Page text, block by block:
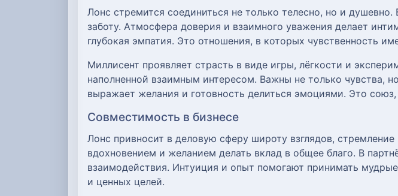
Лонс стремится соединиться не только телесно, но и
заботу. Атмосфера доверия и взаимного уважения делает
глубокая эмпатия. Это отношения, в которых чувственность
Миллисент проявляет страсть в виде игры, лёгкости и
наполненной взаимным интересом. Важны не только чувства,
выражает желания и готовность делиться эмоциями. Это
Совместимость в бизнесе
Лонс привносит в деловую сферу широту взглядов,
вдохновением и желанием делать вклад в общее благо. В
взаимодействия. Интуиция и опыт помогают принимать
и ценных целей.